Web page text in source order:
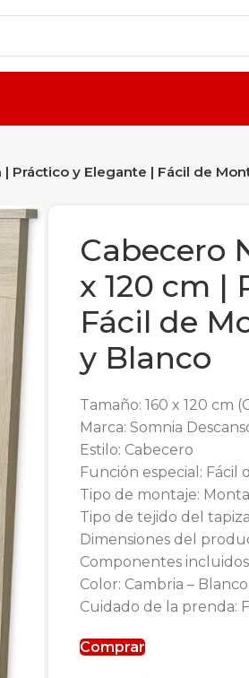
Práctico y Elegante | Fácil de
Cabecero
x 120 cm |
Fácil de
y Blanco
Tamaño: 160 x 120 cm
Marca: Somnia
Estilo: Cabecero
Función especial: Fácil
Tipo de montaje:
Tipo de tejido del
Dimensiones del
Componentes
Color: Cambria – Blanco
Cuidado de la prenda:
Comprar